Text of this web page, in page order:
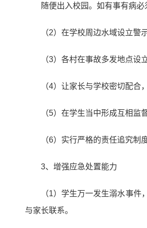
随便出入校园。如有事有病
（2）在学校周边水域设立
（3）各村在事故多发地点
（4）让家长与学校密切配
（5）在学生当中形成互相
（6）实行严格的责任追究
3、增强应急处置能力
（1）学生万一发生溺水事
与家长联系。